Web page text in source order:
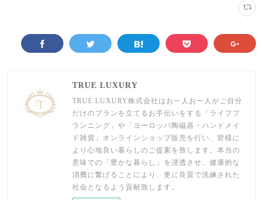
TRUE LUXURY
TRUE LUXURY株式会社はお一人お一人がご自分
だけのプランを立てるお手伝いをする「ライフプ
ランニング」や「ヨーロッパ陶磁器・ハンドメイ
ド雑貨」オンラインショップ販売を行い、皆様に
より心地良い暮らしのご提案を致します。本当の
意味での「豊かな暮らし」を浸透させ、健康的な
消費に繋げることにより、更に良質で洗練された
社会となるよう貢献致します。